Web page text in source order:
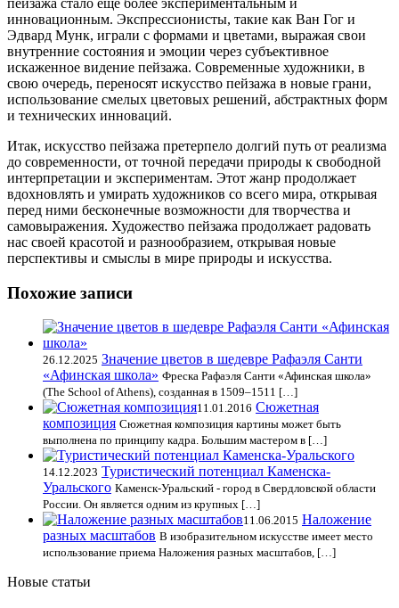
инновационным. Экспрессионисты, такие как Ван Гог и
Эдвард Мунк, играли с формами и цветами, выражая свои
внутренние состояния и эмоции через субъективное
искаженное видение пейзажа. Современные художники, в
свою очередь, переносят искусство пейзажа в новые грани,
использование смелых цветовых решений, абстрактных форм
и технических инноваций.
Итак, искусство пейзажа претерпело долгий путь от реализма
до современности, от точной передачи природы к свободной
интерпретации и экспериментам. Этот жанр продолжает
вдохновлять и умирать художников со всего мира, открывая
перед ними бесконечные возможности для творчества и
самовыражения. Художество пейзажа продолжает радовать
нас своей красотой и разнообразием, открывая новые
перспективы и смыслы в мире природы и искусства.
Похожие записи
26.12.2025 Значение цветов в шедевре Рафаэля Санти
«Афинская школа» Фреска Рафаэля Санти «Афинская школа»
(The School of Athens), созданная в 1509–1511 […]
11.01.2016 Сюжетная
композиция Сюжетная композиция картины может быть
выполнена по принципу кадра. Большим мастером в […]
14.12.2023 Туристический потенциал Каменска-
Уральского Каменск-Уральский - город в Свердловской области
России. Он является одним из крупных […]
11.06.2015 Наложение
разных масштабов В изобразительном искусстве имеет место
использование приема Наложения разных масштабов, […]
Новые статьи